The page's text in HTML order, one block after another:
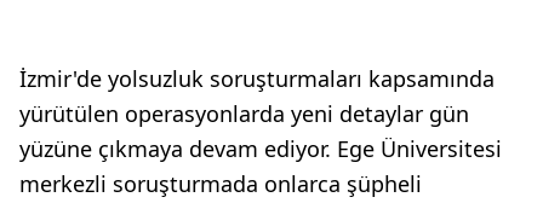
İzmir'de yolsuzluk soruşturmaları kapsamında
yürütülen operasyonlarda yeni detaylar gün
yüzüne çıkmaya devam ediyor. Ege Üniversitesi
merkezli soruşturmada onlarca şüpheli